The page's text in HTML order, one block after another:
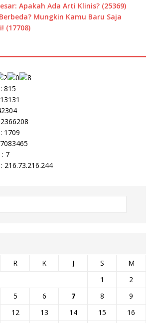
Apakah Ada Arti Klinis? (25369)
Mungkin Kamu Baru Saja
(17708)
815
1709
7
216.73.216.244
R K J S
M
1
2
5 6 7 8
9
12 13 14 15
16